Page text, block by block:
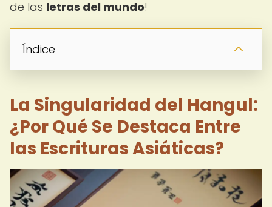
de las letras del mundo!
Índice
La Singularidad del Hangul:
¿Por Qué Se Destaca Entre
las Escrituras Asiáticas?